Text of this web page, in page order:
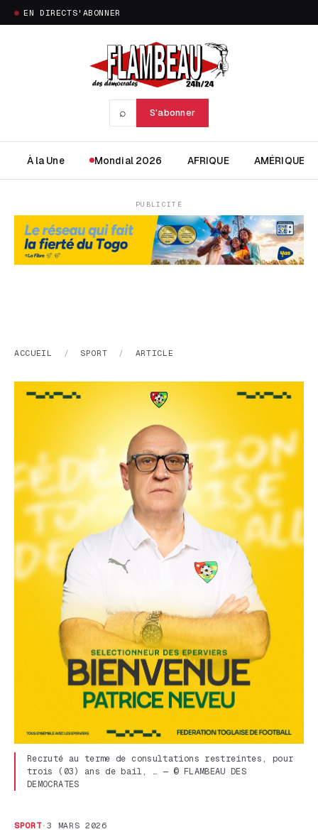
EN DIRECTS'ABONNER
⌕ S'abonner
À la Une Mondial 2026 AFRIQUE AMÉRIQUE
PUBLICITÉ
ACCUEIL / SPORT / ARTICLE
Recruté au terme de consultations restreintes, pour
trois (03) ans de bail, … — © FLAMBEAU DES
DEMOCRATES
SPORT·3 MARS 2026